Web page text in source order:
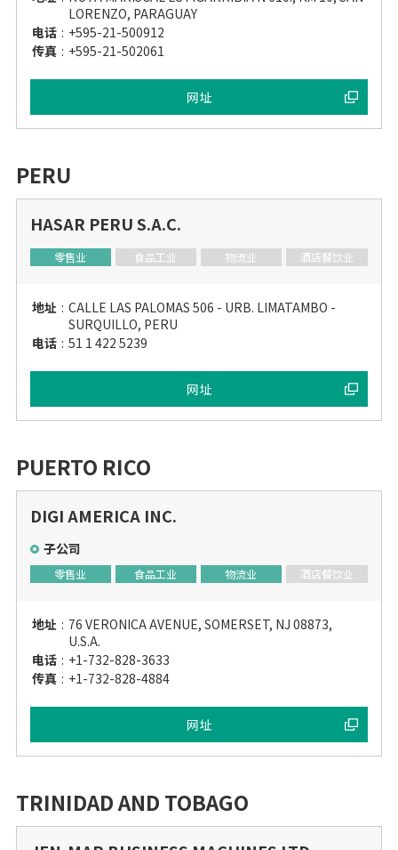
LORENZO, PARAGUAY
电话 : +595-21-500912
传真 : +595-21-502061
网址
PERU
HASAR PERU S.A.C.
零售业 食品工业 物流业 酒店餐饮业
地址 : CALLE LAS PALOMAS 506 - URB. LIMATAMBO -
SURQUILLO, PERU
电话 : 51 1 422 5239
网址
PUERTO RICO
DIGI AMERICA INC.
子公司
零售业 食品工业 物流业 酒店餐饮业
地址 : 76 VERONICA AVENUE, SOMERSET, NJ 08873,
U.S.A.
电话 : +1-732-828-3633
传真 : +1-732-828-4884
网址
TRINIDAD AND TOBAGO